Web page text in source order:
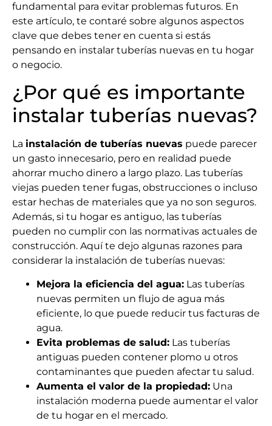
fundamental para evitar problemas futuros. En
este artículo, te contaré sobre algunos aspectos
clave que debes tener en cuenta si estás
pensando en instalar tuberías nuevas en tu hogar
o negocio.
¿Por qué es importante
instalar tuberías nuevas?
La instalación de tuberías nuevas puede parecer
un gasto innecesario, pero en realidad puede
ahorrar mucho dinero a largo plazo. Las tuberías
viejas pueden tener fugas, obstrucciones o incluso
estar hechas de materiales que ya no son seguros.
Además, si tu hogar es antiguo, las tuberías
pueden no cumplir con las normativas actuales de
construcción. Aquí te dejo algunas razones para
considerar la instalación de tuberías nuevas:
Mejora la eficiencia del agua: Las tuberías
nuevas permiten un flujo de agua más
eficiente, lo que puede reducir tus facturas de
agua.
Evita problemas de salud: Las tuberías
antiguas pueden contener plomo u otros
contaminantes que pueden afectar tu salud.
Aumenta el valor de la propiedad: Una
instalación moderna puede aumentar el valor
de tu hogar en el mercado.